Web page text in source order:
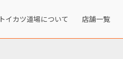
トイカツ道場について 店舗一覧